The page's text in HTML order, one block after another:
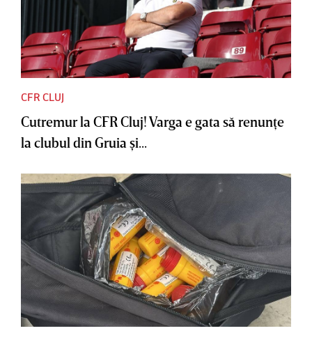
CFR CLUJ
Cutremur la CFR Cluj! Varga e gata să renunţe
la clubul din Gruia şi...